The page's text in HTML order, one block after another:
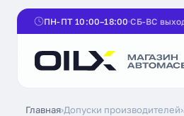
ПН-ПТ 10:00–18:00 СБ-ВС
Главная›Допуски производителей›